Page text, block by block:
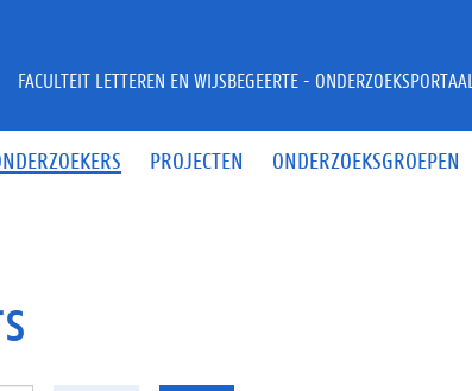
PROJECTEN ONDERZOEKSGROEPEN
FACULTEIT LETTEREN EN WIJSBEGEERTE - ONDERZOEKSPORTAAL